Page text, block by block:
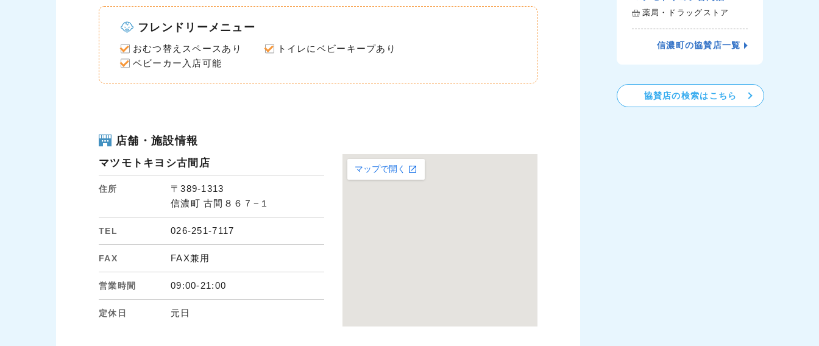
フレンドリーメニュー
おむつ替えスペースあり
トイレにベビーキープあり
ベビーカー入店可能
店舗・施設情報
マツモトキヨシ古間店
住所
〒389-1313
信濃町 古間８６７−１
TEL 026-251-7117
FAX FAX兼用
営業時間 09:00-21:00
定休日 元日
薬局・ドラッグストア
信濃町の協賛店一覧
協賛店の検索はこちら